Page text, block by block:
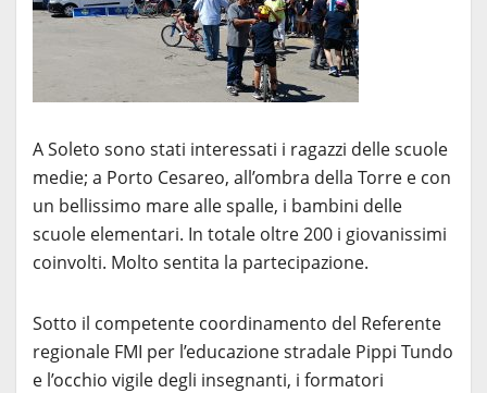
A Soleto sono stati interessati i ragazzi delle scuole
medie; a Porto Cesareo, all’ombra della Torre e con
un bellissimo mare alle spalle, i bambini delle
scuole elementari. In totale oltre 200 i giovanissimi
coinvolti. Molto sentita la partecipazione.
Sotto il competente coordinamento del Referente
regionale FMI per l’educazione stradale Pippi Tundo
e l’occhio vigile degli insegnanti, i formatori